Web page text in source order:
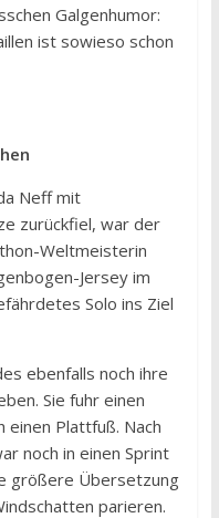
Galgenhumor:
ist sowieso schon
Neff mit
zurückfiel, war der
Weltmeisterin
Jersey im
Solo ins Ziel
ebenfalls noch ihre
Sie fuhr einen
Plattfuß. Nach
noch in einen Sprint
größere Übersetzung
parieren.